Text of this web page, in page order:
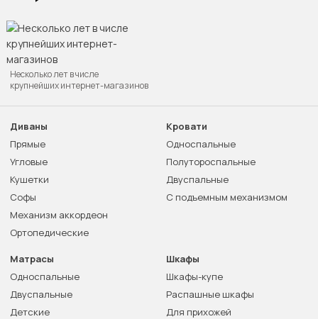
Несколько лет в числе
крупнейших интернет-магазинов
Диваны
Прямые
Угловые
Кушетки
Софы
Механизм аккордеон
Ортопедические
Кровати
Односпальные
Полутороспальные
Двуспальные
С подъемным механизмом
Матрасы
Односпальные
Двуспальные
Детские
Шкафы
Шкафы-купе
Распашные шкафы
Для прихожей